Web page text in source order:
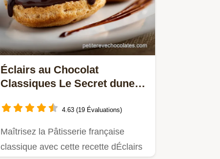
Éclairs au Chocolat
Classiques Le Secret dune
4.63 (19 Évaluations)
Maîtrisez la Pâtisserie française
classique avec cette recette dÉclairs